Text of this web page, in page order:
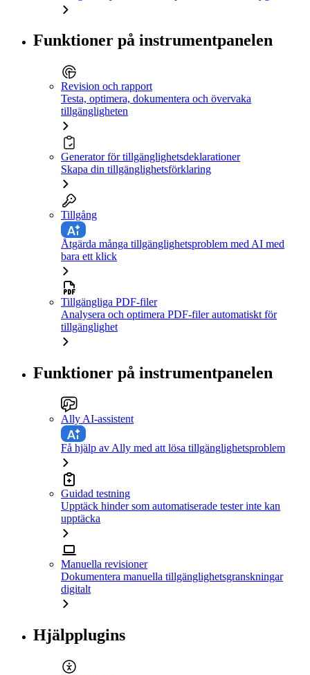
Funktioner på instrumentpanelen
Revision och rapport
Testa, optimera, dokumentera och övervaka
tillgängligheten
Generator för tillgänglighetsdeklarationer
Skapa din tillgänglighetsförklaring
Tillgång
Åtgärda många tillgänglighetsproblem med AI med
bara ett klick
Tillgängliga PDF-filer
Analysera och optimera PDF-filer automatiskt för
tillgänglighet
Funktioner på instrumentpanelen
Ally AI-assistent
Få hjälp av Ally med att lösa tillgänglighetsproblem
Guidad testning
Upptäck hinder som automatiserade tester inte kan
upptäcka
Manuella revisioner
Dokumentera manuella tillgänglighetsgranskningar
digitalt
Hjälpplugins